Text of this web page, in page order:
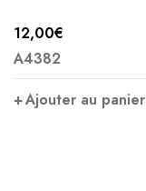
12,00€
A4382
Ajouter au panier